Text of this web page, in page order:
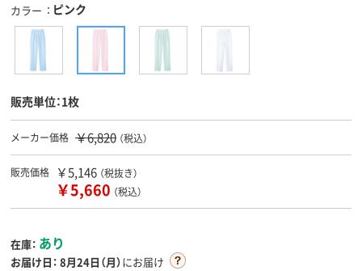
カラー ピンク
販売単位：1枚
メーカー価格 ￥6,820 （税込）
販売価格 ￥5,146 （税抜き）
￥5,660 （税込）
在庫： あり
お届け日： 8月24日（月）にお届け